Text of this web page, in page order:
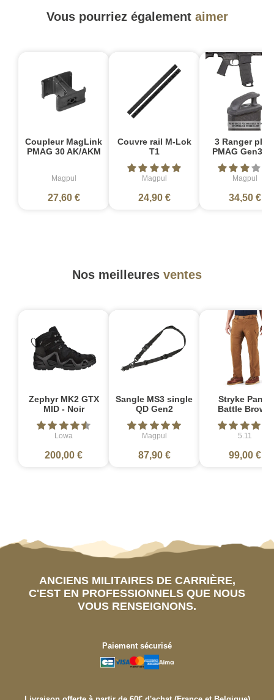
Vous pourriez également aimer
Coupleur MagLink
PMAG 30 AK/AKM
Magpul
27,60 €
Couvre rail M-Lok
T1
Magpul
24,90 €
3 Ranger
PMAG Gen3
Magpul
34,50 €
Nos meilleures ventes
Zephyr MK2 GTX
MID - Noir
Lowa
200,00 €
Sangle MS3 single
QD Gen2
Magpul
87,90 €
Stryke Pant -
Battle Brown
5.11
99,00 €
ANCIENS MILITAIRES DE CARRIÈRE,
C'EST EN PROFESSIONNELS QUE NOUS
VOUS RENSEIGNONS.
Paiement sécurisé